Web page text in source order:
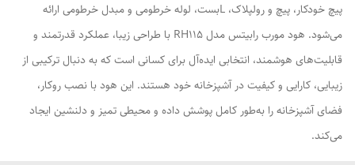
پیچ خودکار، پیچ و رولپلاک، Lبست، لوله خرطومی و مبدل خرطومی ارائه
می‌شود. هود مورب رابیتس مدل RH115 با طراحی زیبا، عملکرد قدرتمند و
قابلیت‌های هوشمند، انتخابی ایده‌آل برای کسانی است که به دنبال ترکیبی از
زیبایی، کارایی و کیفیت در آشپزخانه خود هستند. این هود با نصب روکار،
فضای آشپزخانه را به‌طور کامل پوشش داده و محیطی تمیز و دلنشین ایجاد
می‌کند.